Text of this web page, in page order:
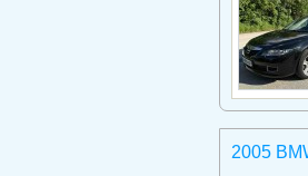
2005